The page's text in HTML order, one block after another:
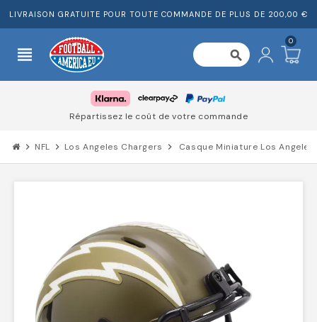
LIVRAISON GRATUITE POUR TOUTE COMMANDE DE PLUS DE 200,00 €
view_headline search
0
Répartissez le coût de votre commande
chevron_right NFL chevron_right Los Angeles Chargers chevron_right Casque Miniature Los